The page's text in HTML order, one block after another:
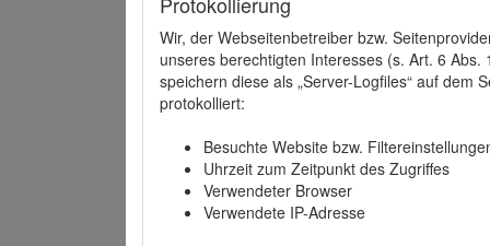
Wir, der Webseitenbetreiber bzw.
unseres berechtigten Interesses (s. Art. 6
speichern diese als „Server-Logfiles“ auf dem
protokolliert:
Besuchte Website bzw.
Uhrzeit zum Zeitpunkt des Zugriffes
Verwendeter Browser
Verwendete IP-Adresse